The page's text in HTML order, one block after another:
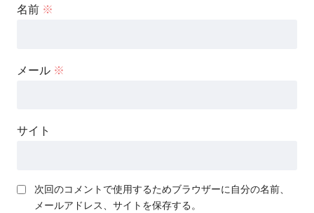
名前 ※
メール ※
サイト
次回のコメントで使用するためブラウザーに自分の名前、
メールアドレス、サイトを保存する。